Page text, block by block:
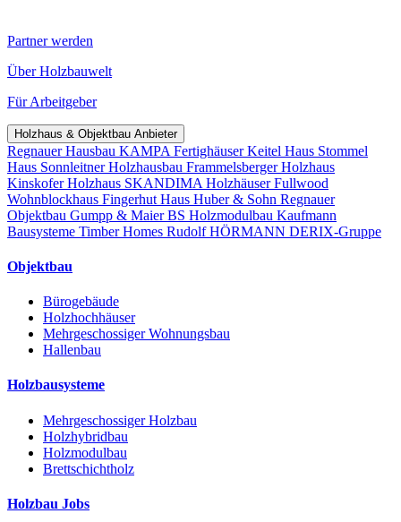
Partner werden
Über Holzbauwelt
Für Arbeitgeber
Holzhaus & Objektbau Anbieter
Regnauer Hausbau KAMPA FertighäuserKeitel Haus Stommel
Haus Sonnleitner Holzhausbau Frammelsberger Holzhaus
Kinskofer Holzhaus SKANDIMA HolzhäuserFullwood
Wohnblockhaus Fingerhut Haus Huber & Sohn Regnauer
Objektbau Gumpp & MaierBS Holzmodulbau Kaufmann
Bausysteme Timber Homes Rudolf HÖRMANN DERIX-Gruppe
Objektbau
Bürogebäude
Holzhochhäuser
Mehrgeschossiger Wohnungsbau
Hallenbau
Holzbausysteme
Mehrgeschossiger Holzbau
Holzhybridbau
Holzmodulbau
Brettschichtholz
Holzbau Jobs